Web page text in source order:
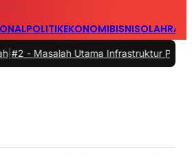
POLITIKEKONOMIBISNIS
Utama Infrastruktur Pengisian